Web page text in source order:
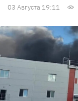
03 Августа 19:11